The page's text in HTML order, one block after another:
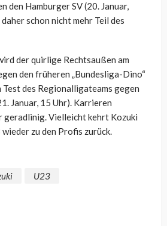
den Hamburger SV (20. Januar,
schon nicht mehr Teil des
der quirlige Rechtsaußen am
den früheren „Bundesliga-Dino“
des Regionalligateams gegen
Januar, 15 Uhr). Karrieren
geradlinig. Vielleicht kehrt Kozuki
zu den Profis zurück.
U23